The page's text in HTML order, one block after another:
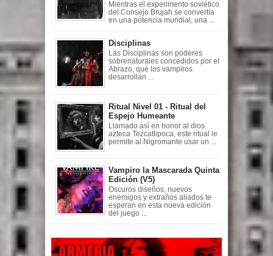
Mientras el experimento soviético
del Consejo Brujah se convertía
en una potencia mundial, una ...
Disciplinas
Las Disciplinas son poderes
sobrenaturales concedidos por el
Abrazo, que los vampiros
desarrollan ...
Ritual Nivel 01 - Ritual del
Espejo Humeante
Llamado así en honor al dios
azteca Tezcatlipoca, este ritual le
permite al Nigromante usar un ...
Vampiro la Mascarada Quinta
Edición (V5)
Oscuros diseños, nuevos
enemigos y extraños aliados te
esperan en esta nueva edición
del juego ...